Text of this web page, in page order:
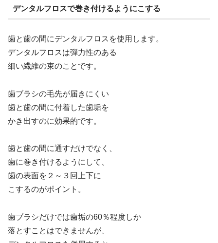
デンタルフロスで巻き付けるようにこする
歯と歯の間にデンタルフロスを使用します。
デンタルフロスは弾力性のある
細い繊維の束のことです。
歯ブラシの毛先が届きにくい
歯と歯の間に付着した歯垢を
かき出すのに効果的です。
歯と歯の間に通すだけでなく、
歯に巻き付けるようにして、
歯の表面を２～３回上下に
こするのがポイント。
歯ブラシだけでは歯垢の60％程度しか
落とすことはできませんが、